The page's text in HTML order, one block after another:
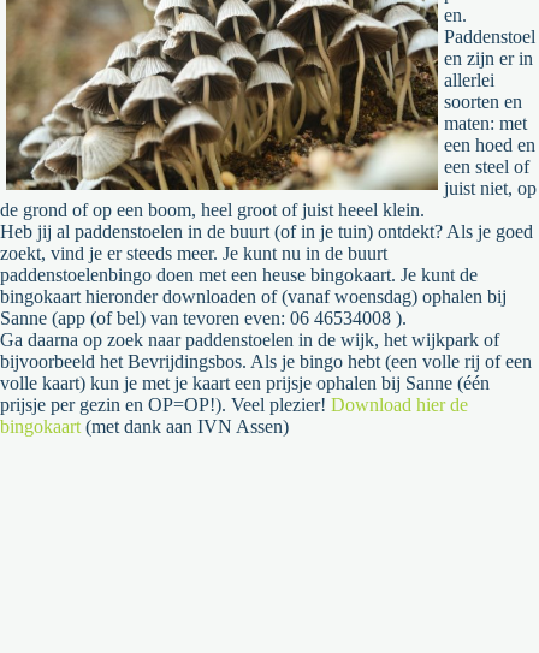
en.
Paddenstoel
en zijn er in
allerlei
soorten en
maten: met
een hoed en
een steel of
juist niet, op
de grond of op een boom, heel groot of juist heeel klein.
Heb jij al paddenstoelen in de buurt (of in je tuin) ontdekt? Als je goed
zoekt, vind je er steeds meer. Je kunt nu in de buurt
paddenstoelenbingo doen met een heuse bingokaart. Je kunt de
bingokaart hieronder downloaden of (vanaf woensdag) ophalen bij
Sanne (app (of bel) van tevoren even: 06 46534008 ).
Ga daarna op zoek naar paddenstoelen in de wijk, het wijkpark of
bijvoorbeeld het Bevrijdingsbos. Als je bingo hebt (een volle rij of een
volle kaart) kun je met je kaart een prijsje ophalen bij Sanne (één
prijsje per gezin en OP=OP!). Veel plezier! Download hier de
bingokaart (met dank aan IVN Assen)